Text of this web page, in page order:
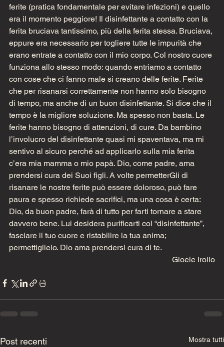
ferite (pratica fondamentale per evitare infezioni) e quello
era il momento peggiore! Il disinfettante a contatto con la
ferita bruciava tantissimo, più della ferita stessa. Bruciava,
eppure era necessario per togliere tutte le impurità che
erano entrate a contatto con il mio corpo. Col nostro cuore
funziona allo stesso modo: quando entriamo a contatto
con cose che ci fanno male si creano delle ferite. Ferite
che per risanarsi correttamente non hanno solo bisogno
di tempo, ma anche di un buon disinfettante. Si dice che il
tempo è la migliore soluzione. Ma spesso non basta. Le
ferite hanno bisogno di attenzioni, di cure. Da bambino
l’involucro del disinfettante quasi mi spaventava, ma mi
sentivo al sicuro perché ad applicarlo sulla mia ferita
c’era mia mamma o mio papà. Dio, come padre, ama
prendersi cura dei Suoi figli. A volte permetterGli di
risanare le nostre ferite può essere doloroso, può fare
paura e spesso richiede sacrifici, ma una cosa è certa:
Dio, da buon padre, farà di tutto per farti tornare a stare
davvero bene. Lui desidera purificarti col “disinfettante”,
fasciare il tuo cuore e ristabilire la tua anima;
permettiglielo. Dio ama prendersi cura di te.
Gioele Irollo
Post recenti Mostra tutti